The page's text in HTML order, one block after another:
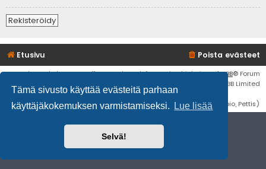
Tämä sivusto käyttää evästeitä parhaan
käyttäjäkokemuksen varmistamiseksi.
Lue lisää
Selvä!
Rekisteröidy
Etusivu Poista evästeet
Flat Style byIan Bradley• Keskustelufoorumin ohjelmistophpBB® Forum
Software © phpBB Limited
Käännös: phpBB Suomi (lurttinen, harritapio, Pettis)